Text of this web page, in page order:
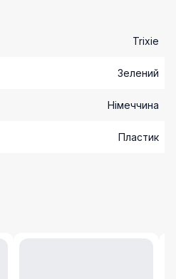
Trixie
Зелений
Німеччина
Пластик